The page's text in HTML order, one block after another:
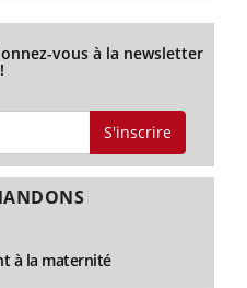
vous à la newsletter
!
S'inscrire
à la maternité